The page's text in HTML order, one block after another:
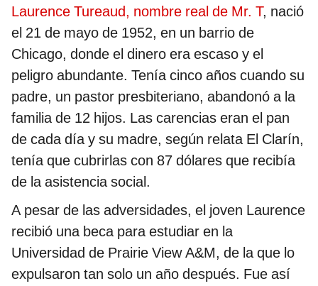
Laurence Tureaud, nombre real de Mr. T, nació
el 21 de mayo de 1952, en un barrio de
Chicago, donde el dinero era escaso y el
peligro abundante. Tenía cinco años cuando su
padre, un pastor presbiteriano, abandonó a la
familia de 12 hijos. Las carencias eran el pan
de cada día y su madre, según relata El Clarín,
tenía que cubrirlas con 87 dólares que recibía
de la asistencia social.
A pesar de las adversidades, el joven Laurence
recibió una beca para estudiar en la
Universidad de Prairie View A&M, de la que lo
expulsaron tan solo un año después. Fue así